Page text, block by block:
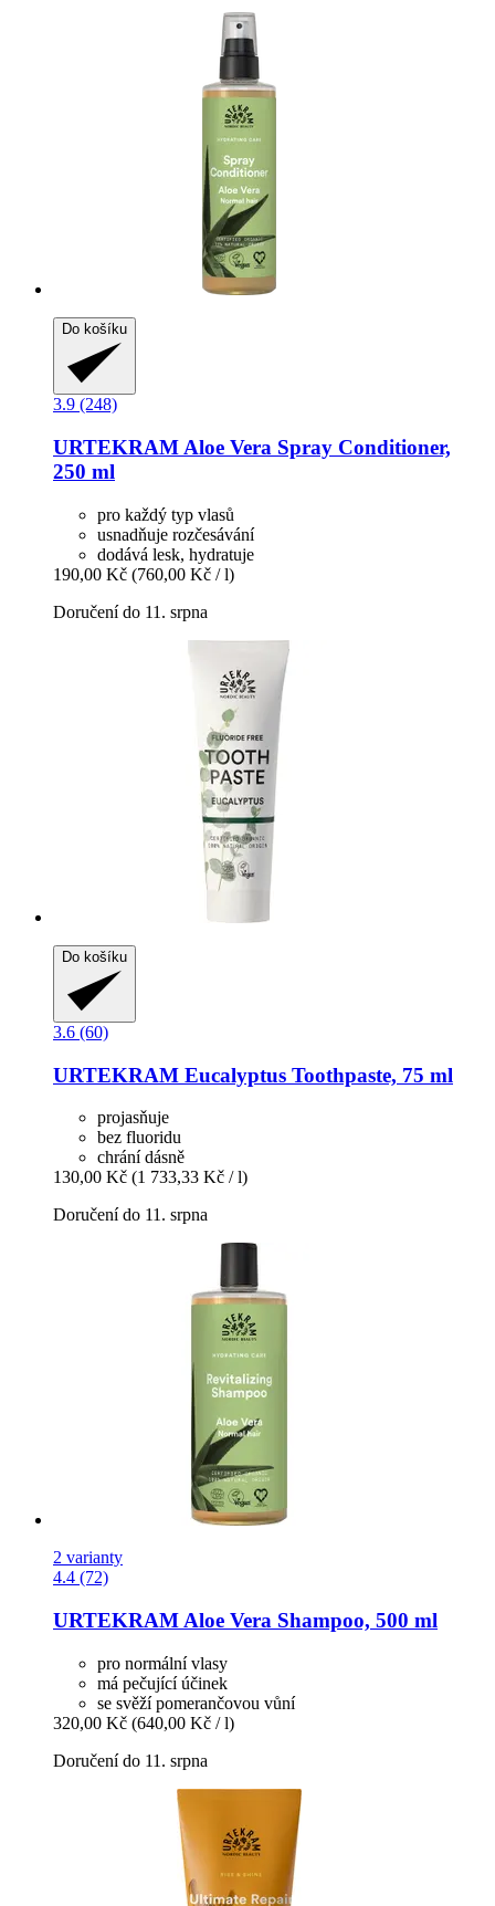
Do košíku
3.9 (248)
URTEKRAM Aloe Vera Spray Conditioner,
250 ml
pro každý typ vlasů
usnadňuje rozčesávání
dodává lesk, hydratuje
190,00 Kč (760,00 Kč / l)
Doručení do 11. srpna
Do košíku
3.6 (60)
URTEKRAM Eucalyptus Toothpaste, 75 ml
projasňuje
bez fluoridu
chrání dásně
130,00 Kč (1 733,33 Kč / l)
Doručení do 11. srpna
2 varianty
4.4 (72)
URTEKRAM Aloe Vera Shampoo, 500 ml
pro normální vlasy
má pečující účinek
se svěží pomerančovou vůní
320,00 Kč (640,00 Kč / l)
Doručení do 11. srpna